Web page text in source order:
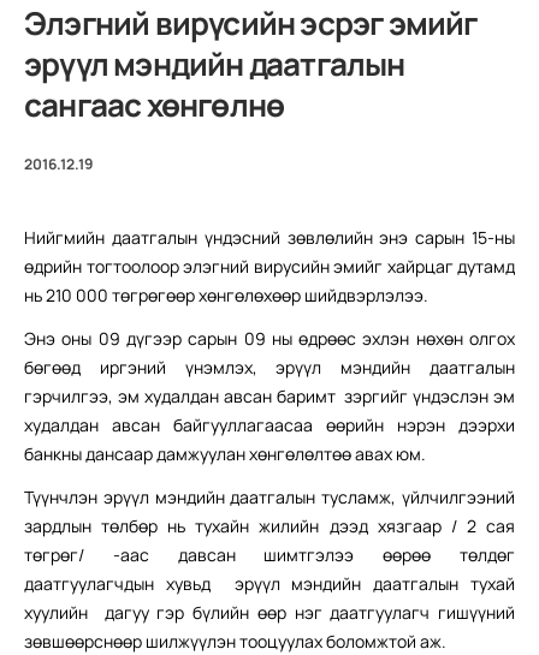
Элэгний вирүсийн эсрэг эмийг
эрүүл мэндийн даатгалын
сангаас хөнгөлнө
2016.12.19
Нийгмийн даатгалын үндэсний зөвлөлийн энэ сарын 15-ны
өдрийн тогтоолоор элэгний вирусийн эмийг хайрцаг дутамд
нь 210 000 төгрөгөөр хөнгөлөхөөр шийдвэрлэлээ.
Энэ оны 09 дүгээр сарын 09 ны өдрөөс эхлэн нөхөн олгох
бөгөөд иргэний үнэмлэх, эрүүл мэндийн даатгалын
гэрчилгээ, эм худалдан авсан баримт зэргийг үндэслэн эм
худалдан авсан байгууллагаасаа өөрийн нэрэн дээрхи
банкны дансаар дамжуулан хөнгөлөлтөө авах юм.
Түүнчлэн эрүүл мэндийн даатгалын тусламж, үйлчилгээний
зардлын төлбөр нь тухайн жилийн дээд хязгаар / 2 сая
төгрөг/ -аас давсан шимтгэлээ өөрөө төлдөг
даатгуулагчдын хувьд эрүүл мэндийн даатгалын тухай
хуулийн дагуу гэр бүлийн өөр нэг даатгуулагч гишүүний
зөвшөөрснөөр шилжүүлэн тооцуулах боломжтой аж.